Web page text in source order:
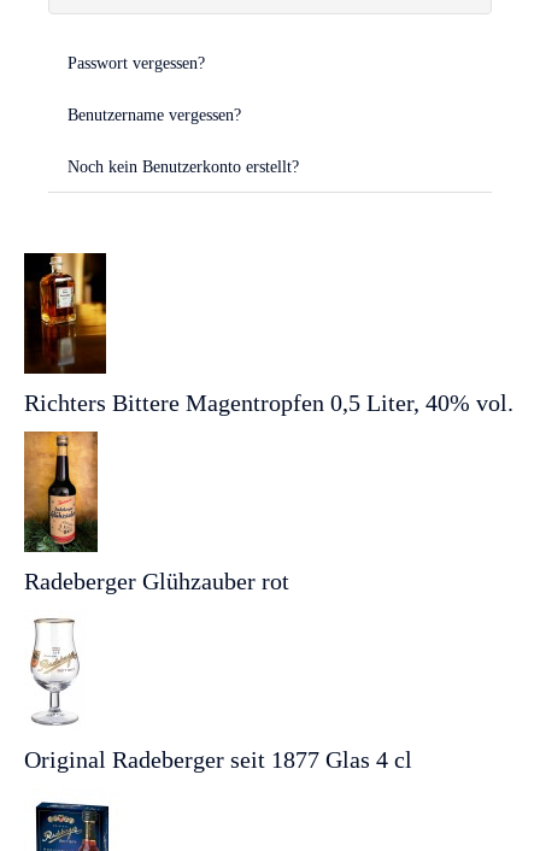
Passwort vergessen?
Benutzername vergessen?
Noch kein Benutzerkonto erstellt?
Richters Bittere Magentropfen 0,5 Liter, 40% vol.
Radeberger Glühzauber rot
Original Radeberger seit 1877 Glas 4 cl